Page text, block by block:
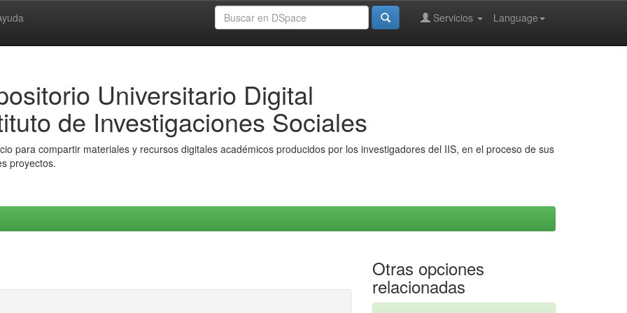
Language
Servicios
Universitario Digital
de Investigaciones Sociales
para compartir materiales y recursos digitales académicos producidos por los investigadores del IIS, en el proceso de sus
proyectos.
Otras opciones
relacionadas